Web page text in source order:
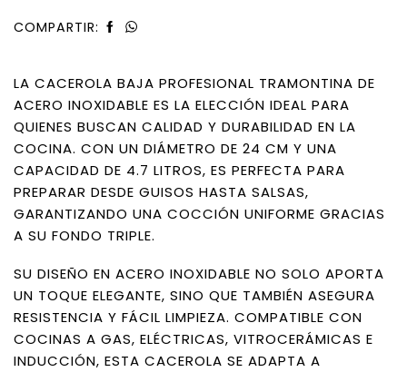
COMPARTIR:
LA CACEROLA BAJA PROFESIONAL TRAMONTINA DE
ACERO INOXIDABLE ES LA ELECCIÓN IDEAL PARA
QUIENES BUSCAN CALIDAD Y DURABILIDAD EN LA
COCINA. CON UN DIÁMETRO DE 24 CM Y UNA
CAPACIDAD DE 4.7 LITROS, ES PERFECTA PARA
PREPARAR DESDE GUISOS HASTA SALSAS,
GARANTIZANDO UNA COCCIÓN UNIFORME GRACIAS
A SU FONDO TRIPLE.
SU DISEÑO EN ACERO INOXIDABLE NO SOLO APORTA
UN TOQUE ELEGANTE, SINO QUE TAMBIÉN ASEGURA
RESISTENCIA Y FÁCIL LIMPIEZA. COMPATIBLE CON
COCINAS A GAS, ELÉCTRICAS, VITROCERÁMICAS E
INDUCCIÓN, ESTA CACEROLA SE ADAPTA A